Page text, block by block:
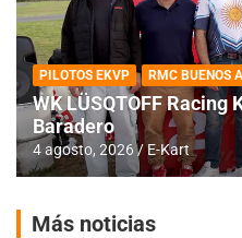
PILOTOS EKVP RMC BUENOS
WK LÜSQTOFF
Baradero
4 agosto, 2026 E-Kart
Más noticias